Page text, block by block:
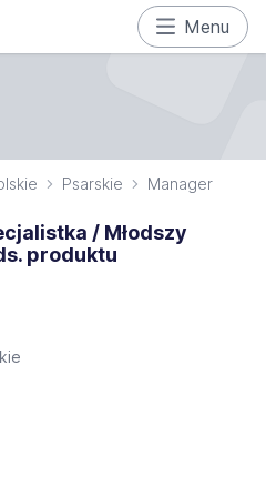
Menu
Psarskie Manager
/ Młodszy
produktu